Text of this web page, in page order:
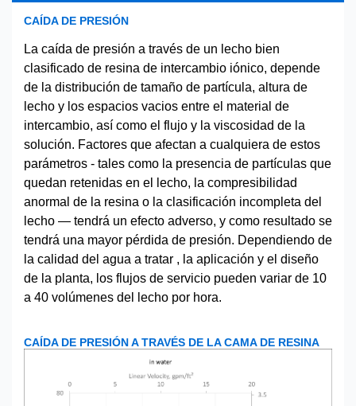
CAÍDA DE PRESIÓN
La caída de presión a través de un lecho bien
clasificado de resina de intercambio iónico, depende
de la distribución de tamaño de partícula, altura de
lecho y los espacios vacios entre el material de
intercambio, así como el flujo y la viscosidad de la
solución. Factores que afectan a cualquiera de estos
parámetros - tales como la presencia de partículas que
quedan retenidas en el lecho, la compresibilidad
anormal de la resina o la clasificación incompleta del
lecho — tendrá un efecto adverso, y como resultado se
tendrá una mayor pérdida de presión. Dependiendo de
la calidad del agua a tratar , la aplicación y el diseño
de la planta, los flujos de servicio pueden variar de 10
a 40 volúmenes del lecho por hora.
CAÍDA DE PRESIÓN A TRAVÉS DE LA CAMA DE RESINA